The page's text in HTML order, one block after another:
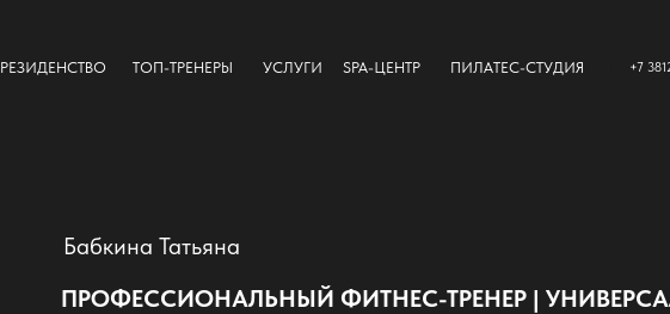
РЕЗИДЕНСТВО ТОП-ТРЕНЕРЫ УСЛУГИ SPA-ЦЕНТР ПИЛАТЕС-СТУДИЯ +7
Бабкина Татьяна
ПРОФЕССИОНАЛЬНЫЙ ФИТНЕС-ТРЕНЕР |